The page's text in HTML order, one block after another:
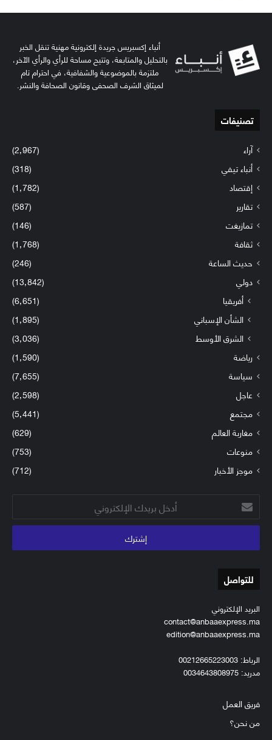
أنباء إكسبريس جريدة إلكترونية مهنية تنقل الخبر
بالتحليل والمتابعة، وتتيح مساحة للرأي والرأي الآخر،
ملتزمة بالموضوعية والشفافية، في احترام تام
لميثاق الشرف الصحفي وقانون الصحافة والنشر.
تصنيفات
آراء
(2٬967)
أنباء تيفي
(318)
إقتصاد
(1٬782)
تقارير
(587)
تمازيغت
(146)
ثقافة
(1٬768)
حديث الساعة
(246)
دولي
(13٬842)
أفريقيا
(6٬651)
الشأن الإسباني
(1٬895)
الشرق الأوسط
(3٬036)
رياضة
(1٬590)
سياسة
(7٬655)
عاجل
(2٬598)
مجتمع
(5٬441)
مغاربة العالم
(629)
منوعات
(753)
موجز الأخبار
(712)
أدخل
بريدك
الإلكتروني
للتواصل
البريد الإلكتروني
contact@anbaaexpress.ma
edition@anbaaexpress.ma
الرباط: 00212665223003
مدريد: 0034643808975
فريق العمل
من نحن؟